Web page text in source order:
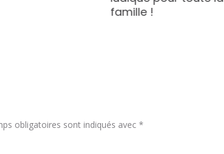
famille !
obligatoires sont indiqués avec *